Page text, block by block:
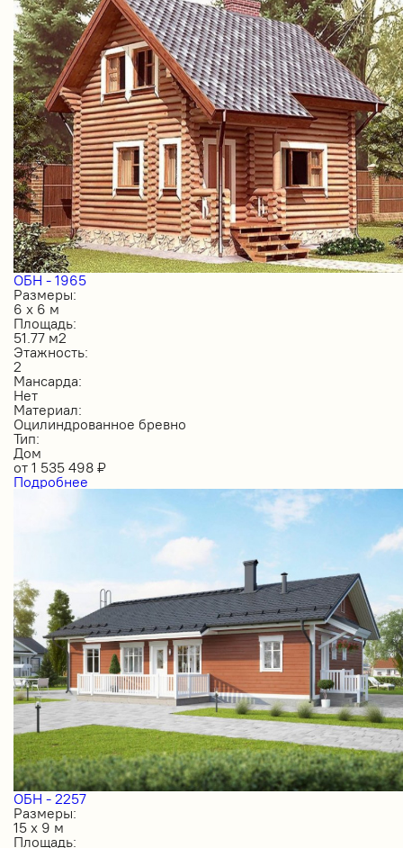
ОБН - 1965
Размеры:
6 х 6 м
Площадь:
51.77 м2
Этажность:
2
Мансарда:
Нет
Материал:
Оцилиндрованное бревно
Тип:
Дом
от 1 535 498 ₽
Подробнее
ОБН - 2257
Размеры:
15 х 9 м
Площадь: